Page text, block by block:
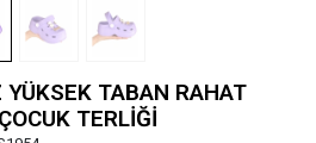
TABAN RAHAT
TERLİĞİ